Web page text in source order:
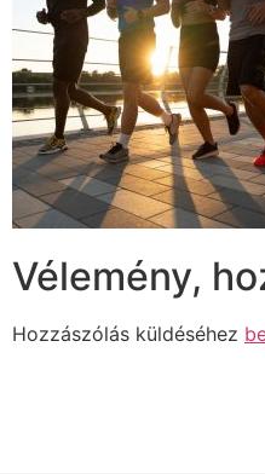
Vélemény,
Hozzászólás küldéséhez